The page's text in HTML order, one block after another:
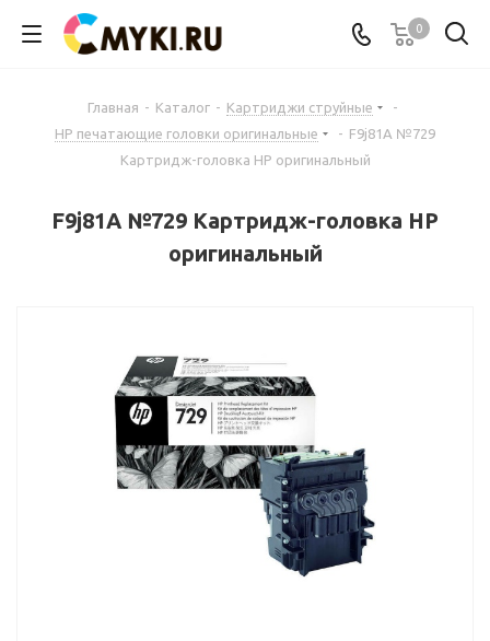
0
Главная - Каталог - Картриджи струйные
-
HP печатающие головки оригинальные
- F9j81A №729
Картридж-головка HP оригинальный
F9j81A №729 Картридж-головка HP
оригинальный